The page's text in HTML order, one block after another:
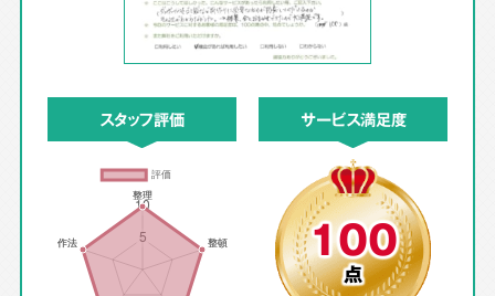
スタッフ評価 サービス満足度
100
点